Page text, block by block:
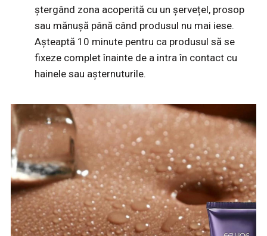
ștergând zona acoperită cu un șervețel, prosop
sau mănușă până când produsul nu mai iese.
Așteaptă 10 minute pentru ca produsul să se
fixeze complet înainte de a intra în contact cu
hainele sau așternuturile.